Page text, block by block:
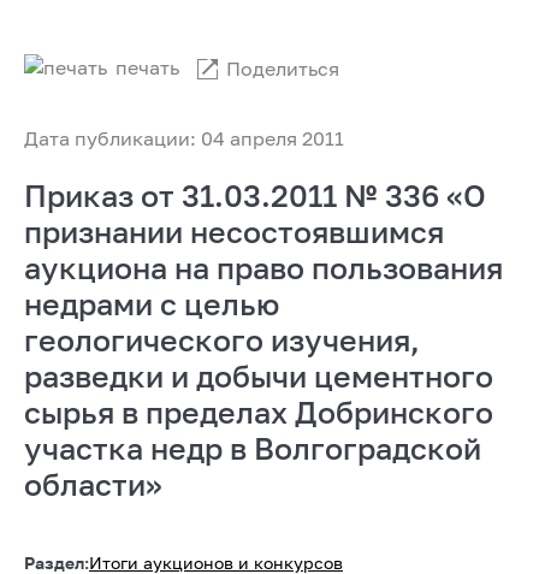
Дата публикации: 04 апреля 2011
печать Поделиться
Приказ от 31.03.2011 № 336 «О
признании несостоявшимся
аукциона на право пользования
недрами с целью
геологического изучения,
разведки и добычи цементного
сырья в пределах Добринского
участка недр в Волгоградской
области»
Раздел:Итоги аукционов и конкурсов